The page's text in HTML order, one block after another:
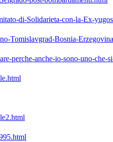
di-Solidarieta-con-la-Ex-
Tomislavgrad-Bosnia-
perche-anche-io-sono-uno-che-